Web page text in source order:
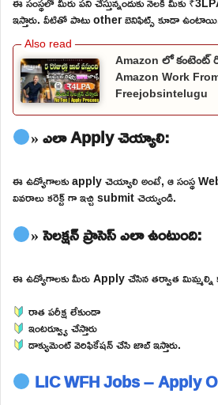
ఇస్తారు. వీటితో పాటు other బెనిఫిట్స్ కూడా
Amazon లో కంటెంట్
Amazon Work
Freejobsintelugu
» ఎలా Apply చెయ్యాలి:
ఈ ఉద్యోగాలకు apply చెయ్యాలి అంటే, ఆ సంస్థ
వివరాలు కరెక్ట్ గా ఇచ్చి submit చెయ్యండి.
» సెలక్షన్ ప్రాసెస్ ఎలా ఉంటుంది:
ఈ ఉద్యోగాలకు మీరు Apply చేసిన తర్వాత మిమ్మల్ని
రాత పరీక్ష లేకుండా
ఇంటర్వ్యూ చేస్తారు
డాక్యుమెంట్ వెరిఫికేషన్ చేసి జాబ్ ఇస్తారు.
LIC WFH Jobs – Apply